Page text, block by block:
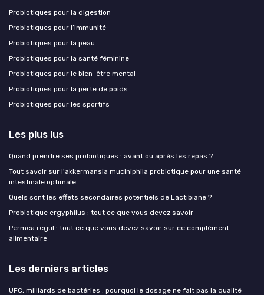
Probiotiques pour la digestion
Probiotiques pour l’immunité
Probiotiques pour la peau
Probiotiques pour la santé féminine
Probiotiques pour le bien-être mental
Probiotiques pour la perte de poids
Probiotiques pour les sportifs
Les plus lus
Quand prendre ses probiotiques : avant ou après les repas ?
Tout savoir sur l'akkermansia muciniphila probiotique pour une santé
intestinale optimale
Quels sont les effets secondaires potentiels de Lactibiane ?
Probiotique ergyphilus : tout ce que vous devez savoir
Permea regul : tout ce que vous devez savoir sur ce complément
alimentaire
Les derniers articles
UFC, milliards de bactéries : pourquoi le dosage ne fait pas la qualité